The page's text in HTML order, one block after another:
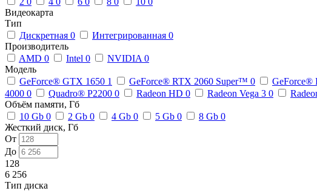
Видеокарта
Тип
Дискретная 0 Интегрированная 0
Производитель
AMD 0 Intel 0 NVIDIA 0
Модель
GeForce® GTX 1650 1 GeForce® RTX 2060 Super™ 0 GeForce®
4000 0 Quadro® P2200 0 Radeon HD 0 Radeon Vega 3 0
Объём памяти, Гб
10 Gb 0 2 Gb 0 4 Gb 0 5 Gb 0 8 Gb 0
Жесткий диск, Гб
От
До
128
6 256
Тип диска